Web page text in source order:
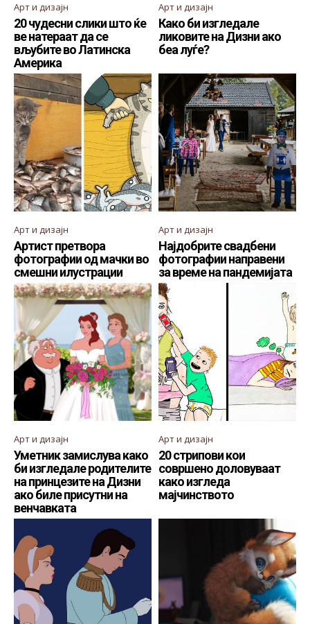
Арт и дизајн
20 чудесни слики што ќе
ве натераат да се
вљубите во Латинска
Америка
Арт и дизајн
Како би изгледале
ликовите на Дизни ако
беа луѓе?
Арт и дизајн
Артист претвора
фотографии од мачки во
смешни илустрации
Арт и дизајн
Најдобрите свадбени
фотографии направени
за време на пандемијата
Арт и дизајн
Уметник замислува како
би изгледале родителите
на принцезите на Дизни
ако биле присутни на
венчавката
Арт и дизајн
20 стрипови кои
совршено доловуваат
како изгледа
мајчинството